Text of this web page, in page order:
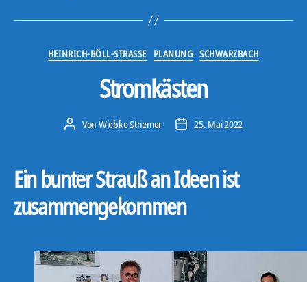
Kategorien
HEINRICH-BÖLL-STRASSE PLANUNG SCHWARZBACH
Stromkästen
Beitragsautor
Von Wiebke Striemer Veröffentlichungsdatum
25. Mai 2022
Ein bunter Strauß an Ideen ist
zusammengekommen